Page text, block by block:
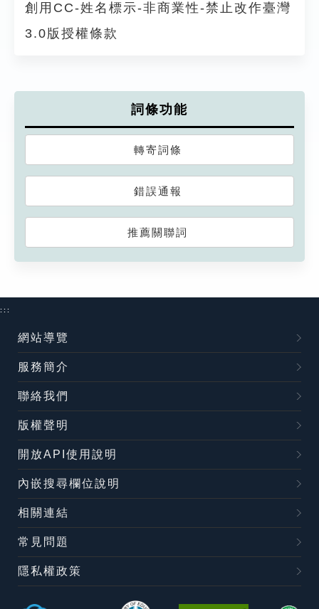
創用CC-姓名標示-非商業性-禁止改作臺灣
3.0版授權條款
詞條功能
轉寄詞條
錯誤通報
推薦關聯詞
:::
網站導覽
服務簡介
聯絡我們
版權聲明
開放API使用說明
內嵌搜尋欄位說明
相關連結
常見問題
隱私權政策